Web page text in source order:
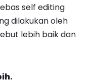
self editing
dilakukan oleh
lebih baik dan